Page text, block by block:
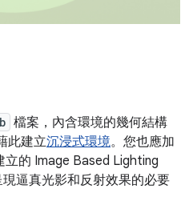
檔案，內含環境的幾何結構
此建立沉浸式環境。您也應加
立的 Image Based Lighting
逼真光影和反射效果的必要